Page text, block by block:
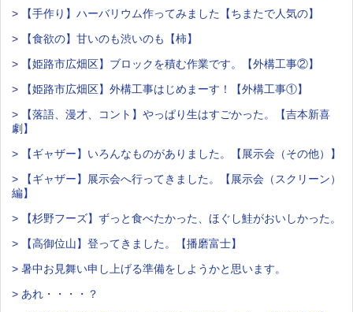
> 【手作り】ハーバリウム作ってみました【ちまたで人気の】
> 【食欲の】甘いのも渋いのも【柿】
> 【姫路市広畑区】ブロックを積む作業です。【外構工事②】
> 【姫路市広畑区】外構工事はじめまーす！【外構工事①】
> 【落語、漫才、コント】やっぱり生はすごかった。【吉本新喜
劇】
> 【ギャザー】いろんなものがありました。【展示会（その他）】
> 【ギャザー】展示会へ行ってきました。【展示会（スクリーン）
編】
> 【杉野フーズ】ずっと食べたかった、ほぐし鮭がおいしかった。
> 【高御位山】登ってきました。【播磨富士】
> 暑中お見舞い申し上げる準備をしようかと思います。
> あれ・・・・？